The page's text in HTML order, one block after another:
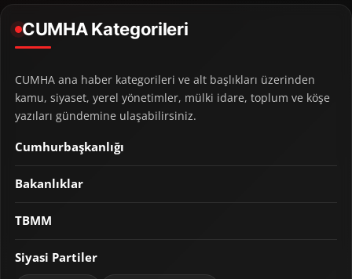
CUMHA Kategorileri
CUMHA ana haber kategorileri ve alt başlıkları üzerinden
kamu, siyaset, yerel yönetimler, mülki idare, toplum ve köşe
yazıları gündemine ulaşabilirsiniz.
Cumhurbaşkanlığı
Bakanlıklar
TBMM
Siyasi Partiler